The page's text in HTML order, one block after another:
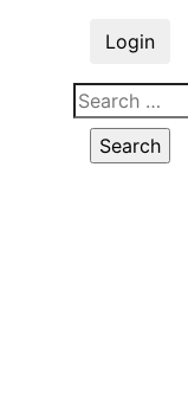
Login